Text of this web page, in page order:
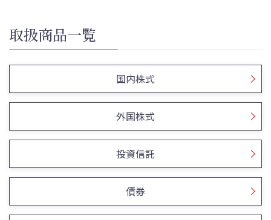
取扱商品一覧
国内株式
外国株式
投資信託
債券